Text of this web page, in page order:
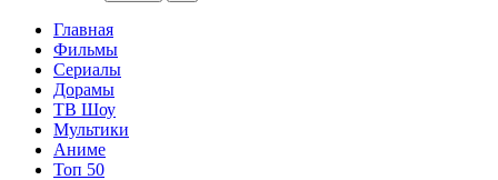
Главная
Фильмы
Сериалы
Дорамы
ТВ Шоу
Мультики
Аниме
Топ 50